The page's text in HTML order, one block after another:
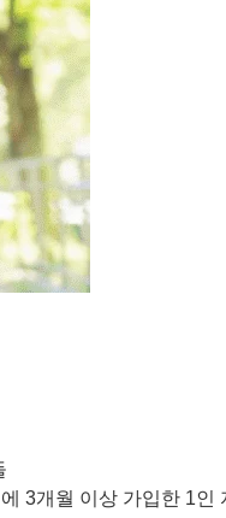
3개월 이상 가입한 1인